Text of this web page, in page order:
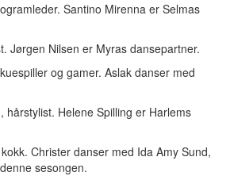
Santino Mirenna er Selmas
Jørgen Nilsen er Myras dansepartner.
og gamer. Aslak danser med
hårstylist. Helene Spilling er Harlems
Christer danser med Ida Amy Sund,
sesongen.